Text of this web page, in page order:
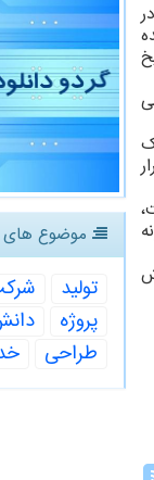
موضوع های
تولید
پروژه
طراحی